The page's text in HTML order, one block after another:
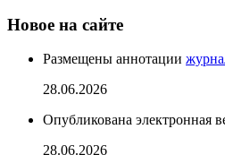
Новое на сайте
Размещены аннотации
28.06.2026
Опубликована электронная
28.06.2026